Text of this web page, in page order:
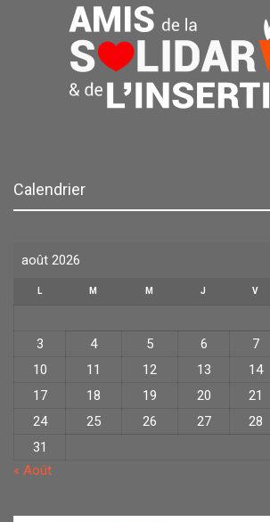
Calendrier
août 2026
L M M J V
3
4 5 6 7
10
11 12 13 14
17
18 19 20 21
24
25 26 27 28
31
« Août